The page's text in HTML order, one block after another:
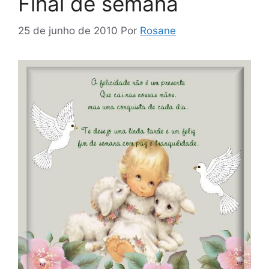
25 de junho de 2010 Por Rosane